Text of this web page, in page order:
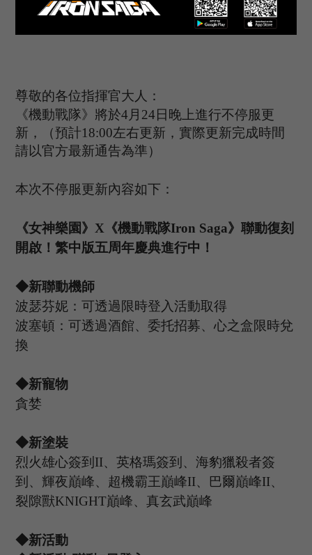
尊敬的各位指揮官大人：
《機動戰隊》將於4 月 24日晚上進行不停服更
新，（預計1 8:00左右更新，實際更新完成時間
請以官方最新通告為準）
本次不停服更新內容如下：
《女神樂園》 X《機動戰隊Iron Saga》聯動復刻
開啟！繁中版五周年慶典進行中！
◆新聯動機師
波瑟芬妮：可透過限時登入活動取得
波塞頓：可透過酒館、委托招募、心之盒限時兌
換
◆新寵物
貪婪
◆新塗裝
烈火雄心簽到 II、英格瑪簽到、海豹獵殺者簽
到、輝夜巔峰、超機霸王巔峰II、巴爾巔峰II、
裂隙獸KNIGHT巔峰、真玄武巔峰
◆新活動